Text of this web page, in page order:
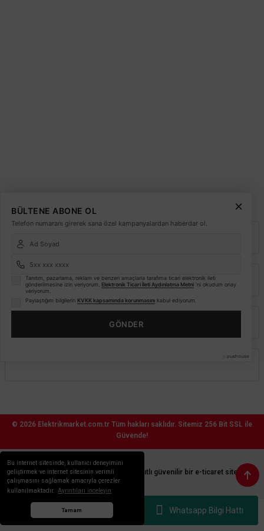
Bu internet sitesinde, kullanıcı deneyimini
geliştirmek ve internet sitesinin verimli
çalışmasını sağlamak amacıyla çerezler
kullanılmaktadır.
Ayrıntıları inceleyin
Tamam Whatsapp Bilgi Hattı
info@elektrikmarket.com.tr
Kurumsal
© 2026 Elektrikmarket.com.tr Tüm hakları saklıdır. Sitemiz 256 Bit SSL ile
Güvende!
Sitemiz ETBİS sistemine kayıtlı güvenilir bir e-ticaret sitesidir.
SEO & Reklam
BÜLTENE ABONE OL
Telefon numaranı girerek sana özel kampanyalardan haberdar ol.
Tanıtım, pazarlama, reklam ve benzeri amaçlarla tarafıma ticari elektronik ileti
gönderilmesine izin veriyorum. Elektronik Ticari İleti Aydınlatma Metni 'ni okudum onay
veriyorum.
Paylaştığım bilgilerin KVKK kapsamında korunmasını kabul ediyorum.
GÖNDER